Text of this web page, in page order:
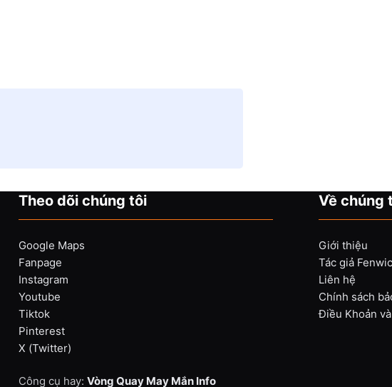
Theo dõi chúng tôi
Google Maps
Fanpage
Instagram
Youtube
Tiktok
Pinterest
X (Twitter)
Công cụ hay: Vòng Quay May Mắn Info
Về chúng
Giới thiệu
Tác giả
Liên hệ
Chính sách
Điều Khoản